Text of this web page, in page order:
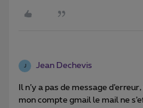
J Jean Dechevis
Il n’y a pas de message
mon compte gmail le mail ne